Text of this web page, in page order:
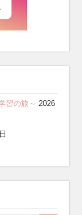
習の旅～ 2026